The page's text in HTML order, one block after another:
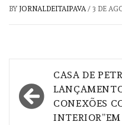
BY JORNALDEITAIPAVA/ 3 DE
Navegação
de
Post
CASA DE
CONEXÕES